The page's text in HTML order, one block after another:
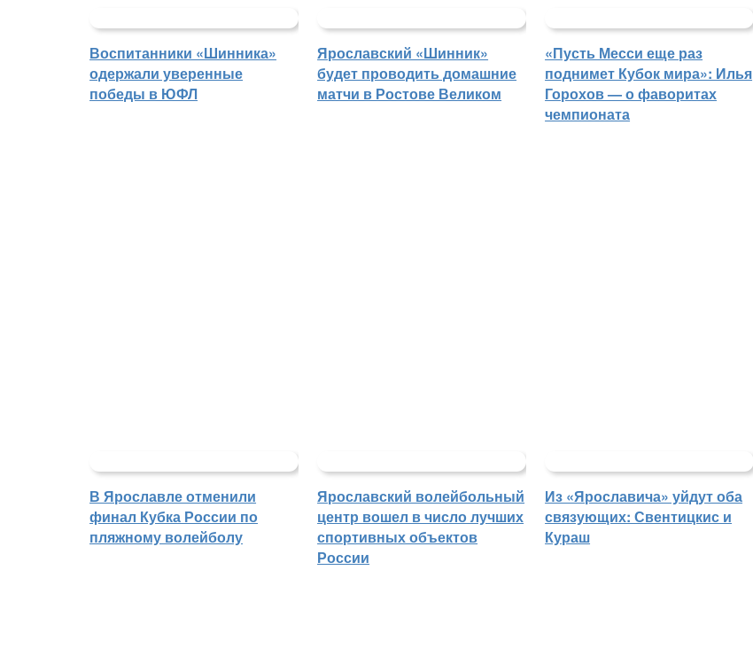
Воспитанники «Шинника»
одержали уверенные
победы в ЮФЛ
Ярославский «Шинник»
будет проводить домашние
матчи в Ростове Великом
«Пусть Месси еще раз
поднимет Кубок мира»: Илья
Горохов — о фаворитах
чемпионата
В Ярославле отменили
финал Кубка России по
пляжному волейболу
Ярославский волейбольный
центр вошел в число лучших
спортивных объектов
России
Из «Ярославича» уйдут оба
связующих: Свентицкис и
Кураш